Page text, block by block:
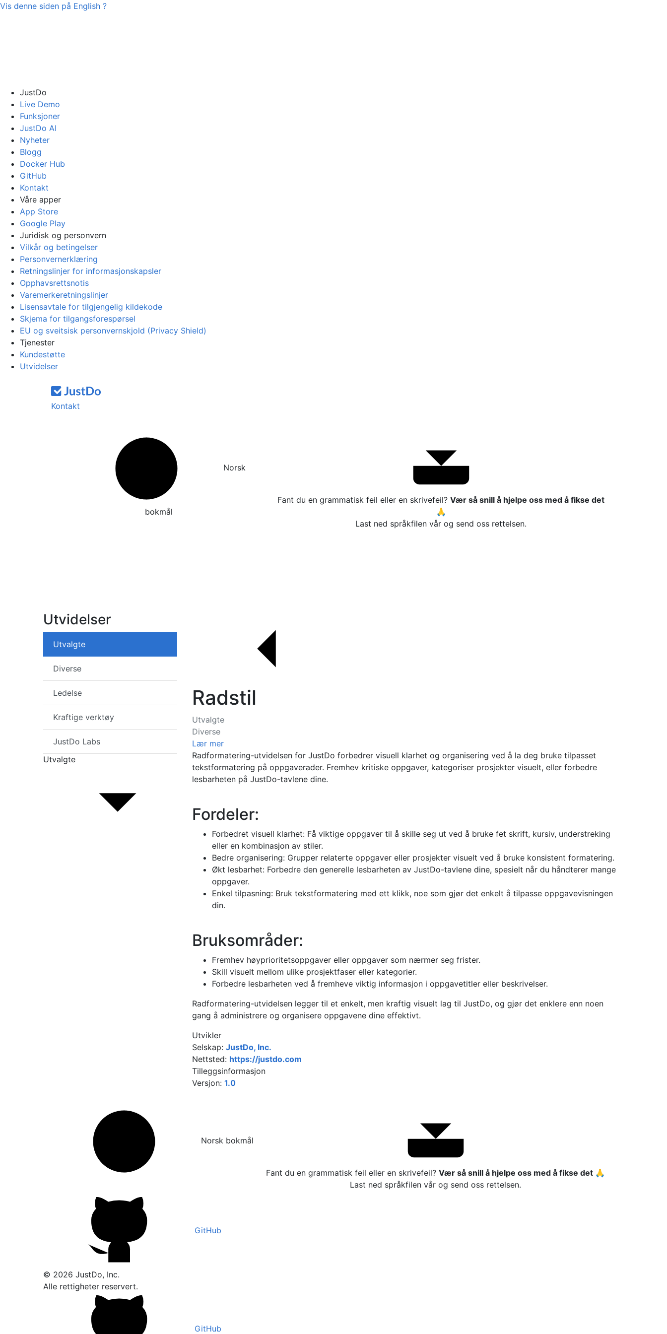
Vis denne siden på English ?
JustDo
Live Demo
Funksjoner
JustDo AI
Nyheter
Blogg
Docker Hub
GitHub
Kontakt
Våre apper
App Store
Google Play
Juridisk og personvern
Vilkår og betingelser
Personvernerklæring
Retningslinjer for informasjonskapsler
Opphavsrettsnotis
Varemerkeretningslinjer
Lisensavtale for tilgjengelig kildekode
Skjema for tilgangsforespørsel
EU og sveitsisk personvernskjold (Privacy Shield)
Tjenester
Kundestøtte
Utvidelser
Kontakt
bokmål
Fant du en grammatisk feil eller en skrivefeil?Vær så snill å hjelpe oss med å fikse det
🙏
Last ned språkfilen vår og send oss rettelsen.
Utvidelser
Utvalgte
Diverse
Ledelse
Kraftige verktøy
JustDo Labs
Utvalgte
Radstil
Utvalgte
Diverse
Lær mer
Radformatering-utvidelsen for JustDo forbedrer visuell klarhet og organisering ved å la deg bruke tilpasset
tekstformatering på oppgaverader. Fremhev kritiske oppgaver, kategoriser prosjekter visuelt, eller forbedre
lesbarheten på JustDo-tavlene dine.
Fordeler:
Forbedret visuell klarhet: Få viktige oppgaver til å skille seg ut ved å bruke fet skrift, kursiv, understreking
eller en kombinasjon av stiler.
Bedre organisering: Grupper relaterte oppgaver eller prosjekter visuelt ved å bruke konsistent formatering.
Økt lesbarhet: Forbedre den generelle lesbarheten av JustDo-tavlene dine, spesielt når du håndterer mange
oppgaver.
Enkel tilpasning: Bruk tekstformatering med ett klikk, noe som gjør det enkelt å tilpasse oppgavevisningen
din.
Bruksområder:
Fremhev høyprioritetsoppgaver eller oppgaver som nærmer seg frister.
Skill visuelt mellom ulike prosjektfaser eller kategorier.
Forbedre lesbarheten ved å fremheve viktig informasjon i oppgavetitler eller beskrivelser.
Radformatering-utvidelsen legger til et enkelt, men kraftig visuelt lag til JustDo, og gjør det enklere enn noen
gang å administrere og organisere oppgavene dine effektivt.
Utvikler
Selskap: JustDo, Inc.
Nettsted: https://justdo.com
Tilleggsinformasjon
Versjon: 1.0
Norsk bokmål
Fant du en grammatisk feil eller en skrivefeil? Vær så snill å hjelpe oss med å fikse det 🙏
Last ned språkfilen vår og send oss rettelsen.
GitHub
© 2026 JustDo, Inc.
Alle rettigheter reservert.
GitHub